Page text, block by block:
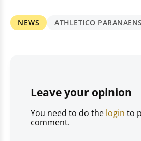
NEWS ATHLETICO
Leave your opinion
You need to do the login to
comment.